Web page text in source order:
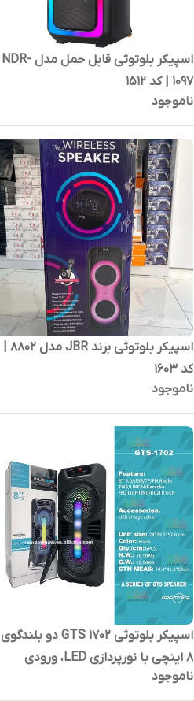
اسپیکر بلوتوثی قابل حمل مدل NDR-
1097 | کد 1512
ناموجود
اسپیکر بلوتوثی برند JBR مدل 8802 |
کد 1603
ناموجود
اسپیکر بلوتوثی GTS 1702 دو بلندگوی
8 اینچی با نورپردازی LED، ورودی
USB/TF و کارائوکه | کد 2083
ناموجود